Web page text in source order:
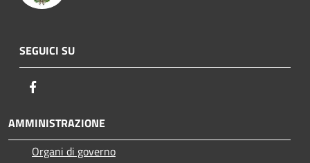
SEGUICI SU
AMMINISTRAZIONE
Organi di governo